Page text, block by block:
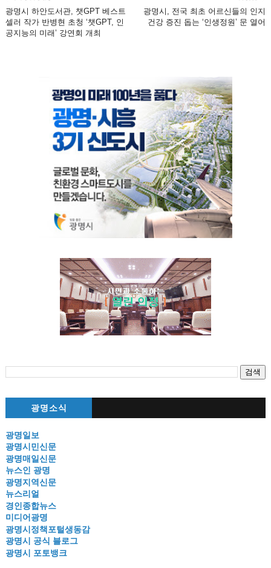
광명시, 전국 최초 어르신들의 인지
건강 증진 돕는 ‘인생정원’ 문 열어
광명시 하안도서관, 챗GPT 베스트
셀러 작가 반병현 초청 ‘챗GPT, 인
공지능의 미래’ 강연회 개최
광명소식
광명일보
광명시민신문
광명매일신문
뉴스인 광명
광명지역신문
뉴스리얼
경인종합뉴스
미디어광명
광명시정책포털생동감
광명시 공식 블로그
광명시 포토뱅크